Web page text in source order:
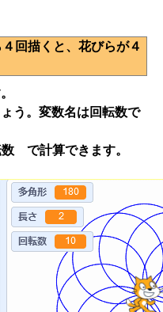
回描くと、花びらが４
う。変数名は回転数で
で計算できます。